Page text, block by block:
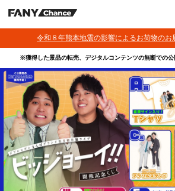
令和８年熊本地震の影響によるお荷物のお
※獲得した景品の転売、デジタルコンテンツの無断での公
・本サービスで獲得された景品をオークション等へ出品する
為は禁止しております。
・本サービスで獲得された動画･画像･ボイス等のデジタルコ
しております。無断でのSNS等での公開、譲渡、その他著作権
ます。
・当選権利は当選者ご本人のみ有効となります。当選権利の譲
その他営利目的での転売は禁止しております。